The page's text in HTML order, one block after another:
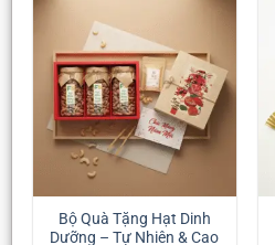
Bộ Quà Tặng Hạt Dinh
Dưỡng – Tự Nhiên & Cao